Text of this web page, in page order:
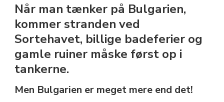
Når man tænker på Bulgarien,
kommer stranden ved
Sortehavet, billige badeferier og
gamle ruiner måske først op i
tankerne.
Men Bulgarien er meget mere end det!